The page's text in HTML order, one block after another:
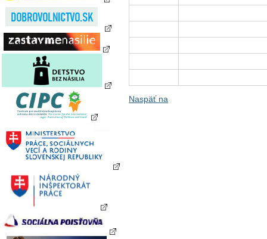
Naspäť na